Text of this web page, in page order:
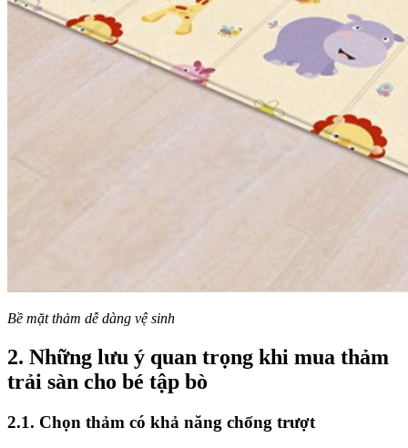
Bề mặt thảm dễ dàng vệ sinh
2. Những lưu ý quan trọng khi mua thảm
trải sàn cho bé tập bò
2.1. Chọn thảm có khả năng chống trượt